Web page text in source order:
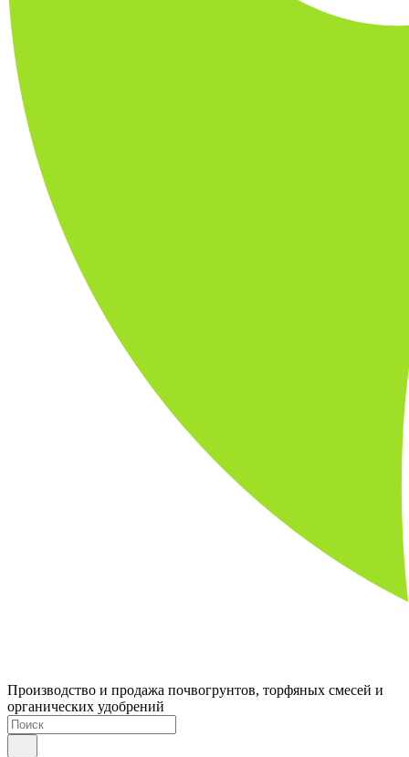
Производство и продажа почвогрунтов, торфяных смесей и
органических удобрений